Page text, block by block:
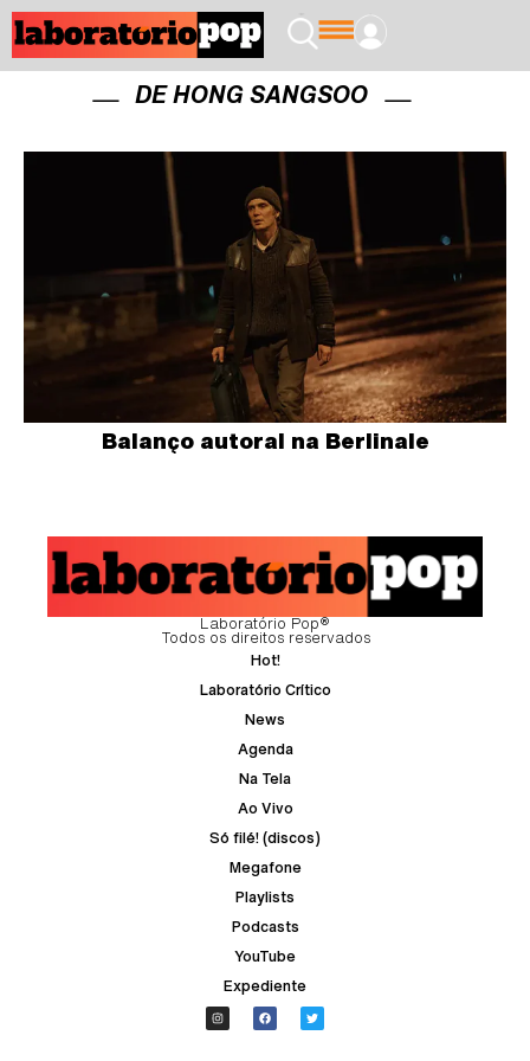
DE HONG SANGSOO
Balanço autoral na Berlinale
Laboratório Pop®
Todos os direitos reservados
Hot!
Laboratório Crítico
News
Agenda
Na Tela
Ao Vivo
Só filé! (discos)
Megafone
Playlists
Podcasts
YouTube
Expediente